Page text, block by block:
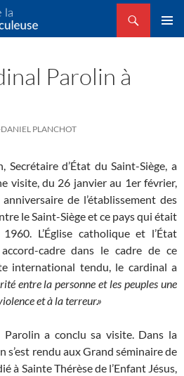
Miraculeuse
Parolin à
DANIEL PLANCHOT
Secrétaire d’État du Saint-Siège, a
visite, du 26 janvier au 1er février,
de l’établissement des
le Saint-Siège et ce pays qui était
L’Église catholique et l’État
cadre dans le cadre de ce
international tendu, le cardinal a
entre la personne et les peuples une
et à la terreur.»
a conclu sa visite. Dans la
s’est rendu aux Grand séminaire de
à Sainte Thérèse de l’Enfant Jésus,